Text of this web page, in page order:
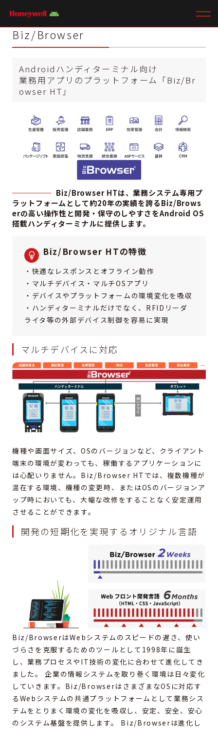
Biz/Browser
Androidハンディターミナル向け
業務用アプリのプラットフォーム「Biz/Br
owser HT」
Biz/Browser HTは、業務システム専用プ
ラットフォームとして約20年の実績を誇るBiz/Brows
erの高い操作性と開発・保守のしやすさをAndroid OS
搭載ハンディターミナルに提供します。
Biz/Browser HTの特徴
・快適なレスポンスとオフライン動作
・マルチデバイス・マルチOSアプリ
・デバイスやプラットフォームの環境変化を吸収
・ハンディターミナルだけでなく、RFIDリーダ
ライタ等の外部デバイス制御を容易に実現
マルチデバイスに対応
機種や画面サイズ、OSのバージョンなど、クライアント
端末の環境が変わっても、稼働するアプリケーションに
は心配いりません。Biz/Browser HTでは、複数機種が
混在する環境、機種の変更時、またはOSのバージョンア
ップ時においても、大幅な改修をすることなく安定運用
させることができます。
開発の短期化を実現するオリジナル言語
Biz/BrowserはWebシステムのスピードの遅さ、使い
づらさを克服するためのツールとして1998年に誕生
し、業務プロセスやIT技術の変化に合わせて進化してき
ました。 企業の情報システムを取り巻く環境は日々変化
していきます。Biz/BrowserはさまざまなOSに対応す
るWebシステムの共通プラットフォームとして業務シス
テムをとりまく環境の変化を吸収し、安定、安全、安心
のシステム基盤を提供します。 Biz/Browserは進化し